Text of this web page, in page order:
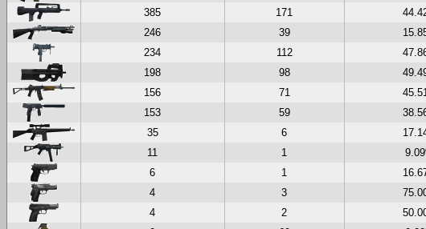
385
171
246
39
234
112
198
98
156
71
153
59
35
6
11
1
6
1
4
3
4
2